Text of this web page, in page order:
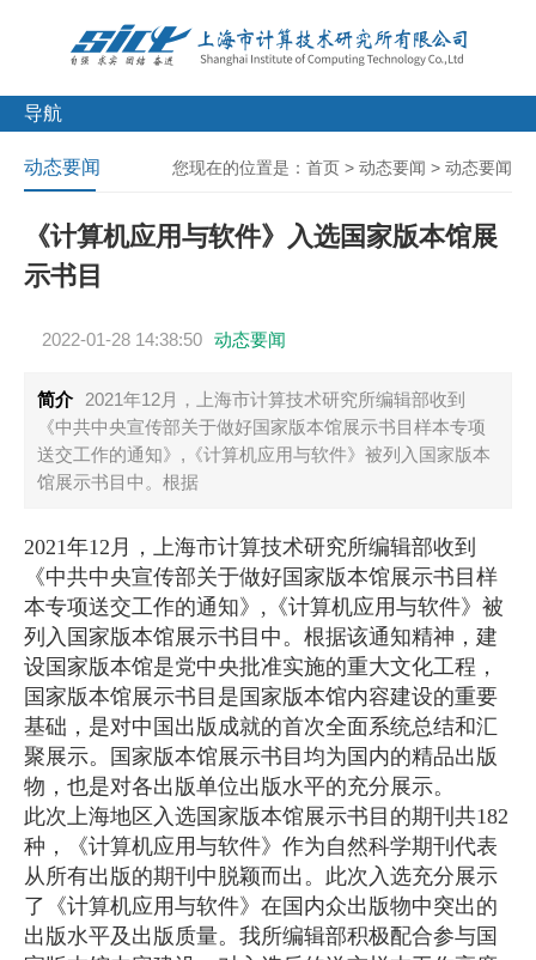
导航
您现在的位置是： 首页 > 动态要闻 > 动态要闻
动态要闻
《计算机应用与软件》入选国家版本馆展
示书目
2022-01-28 14:38:50 动态要闻
简介
2021年12月，上海市计算技术研究所编辑部收到
《中共中央宣传部关于做好国家版本馆展示书目样本专项
送交工作的通知》,《计算机应用与软件》被列入国家版本
馆展示书目中。根据
2021年12月，上海市计算技术研究所编辑部收到
《中共中央宣传部关于做好国家版本馆展示书目样
本专项送交工作的通知》,《计算机应用与软件》被
列入国家版本馆展示书目中。根据该通知精神，建
设国家版本馆是党中央批准实施的重大文化工程，
国家版本馆展示书目是国家版本馆内容建设的重要
基础，是对中国出版成就的首次全面系统总结和汇
聚展示。国家版本馆展示书目均为国内的精品出版
物，也是对各出版单位出版水平的充分展示。
此次上海地区入选国家版本馆展示书目的期刊共182
种，《计算机应用与软件》作为自然科学期刊代表
从所有出版的期刊中脱颖而出。此次入选充分展示
了《计算机应用与软件》在国内众出版物中突出的
出版水平及出版质量。我所编辑部积极配合参与国